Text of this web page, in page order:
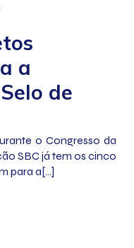
a
de
o Congresso da
SBC já tem os cinco
para a[…]